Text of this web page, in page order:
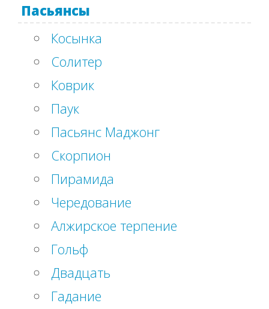
Пасьянсы
Косынка
Солитер
Коврик
Паук
Пасьянс Маджонг
Скорпион
Пирамида
Чередование
Алжирское терпение
Гольф
Двадцать
Гадание